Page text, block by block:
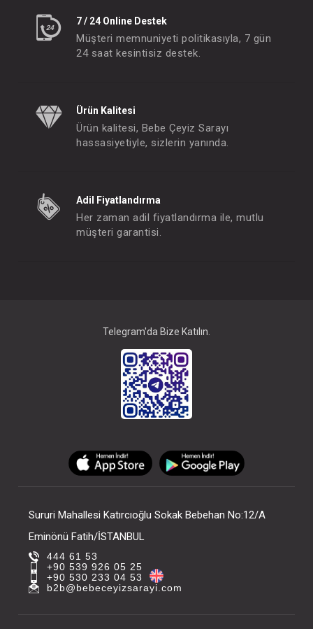
7 / 24 Online Destek
Müşteri memnuniyeti politikasıyla, 7 gün
24 saat kesintisiz destek.
Ürün Kalitesi
Ürün kalitesi, Bebe Çeyiz Sarayı
hassasiyetiyle, sizlerin yanında.
Adil Fiyatlandırma
Her zaman adil fiyatlandırma ile, mutlu
müşteri garantisi.
Telegram'da Bize Katılın.
Sururi Mahallesi Katırcıoğlu Sokak Bebehan No:12/A
Eminönü Fatih/İSTANBUL
444 61 53
+90 539 926 05 25
+90 530 233 04 53
b2b@bebeceyizsarayi.com